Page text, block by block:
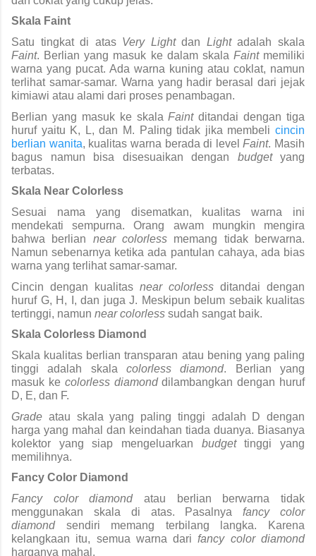
Skala Faint
Satu tingkat di atas Very Light dan Light
Faint. Berlian yang masuk ke dalam skala Faint memiliki
warna yang pucat. Ada warna kuning atau coklat, namun
terlihat samar-samar. Warna yang hadir berasal dari jejak
kimiawi atau alami dari proses penambagan.
Berlian yang masuk ke skala Faint ditandai dengan tiga
huruf yaitu K, L, dan M. Paling tidak jika membeli cincin
berlian wanita, kualitas warna berada di level Faint. Masih
bagus namun bisa disesuaikan dengan budget yang
terbatas.
Skala Near Colorless
Sesuai nama yang disematkan, kualitas warna ini
mendekati sempurna. Orang awam mungkin mengira
bahwa berlian near colorless memang tidak berwarna.
Namun sebenarnya ketika ada pantulan cahaya, ada bias
warna yang terlihat samar-samar.
Cincin dengan kualitas near colorless ditandai dengan
huruf G, H, I, dan juga J. Meskipun belum sebaik kualitas
tertinggi, namun near colorless sudah sangat baik.
Skala Colorless Diamond
Skala kualitas berlian transparan atau bening yang paling
tinggi adalah skala colorless diamond. Berlian yang
masuk ke colorless diamond dilambangkan dengan huruf
D, E, dan F.
Grade atau skala yang paling tinggi adalah D dengan
harga yang mahal dan keindahan tiada duanya. Biasanya
kolektor yang siap mengeluarkan budget tinggi yang
memilihnya.
Fancy Color Diamond
Fancy color diamond atau berlian berwarna tidak
menggunakan skala di atas. Pasalnya fancy color
diamond sendiri memang terbilang langka. Karena
kelangkaan itu, semua warna dari
fancy color diamond
harganya mahal.